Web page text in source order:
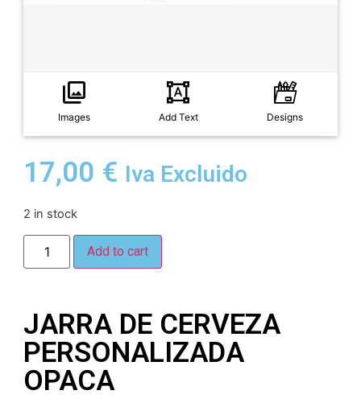
Images Add Text Designs
17,00 € Iva Excluido
2 in stock
Add to cart
JARRA DE CERVEZA
PERSONALIZADA
OPACA